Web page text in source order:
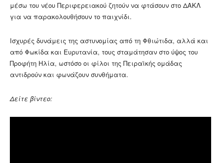
μέσω του νέου Περιφερειακού ζητούν να φτάσουν στο ΔΑΚΛ
για να παρακολουθήσουν το παιχνίδι.
Ισχυρές δυνάμεις της αστυνομίας από τη Φθιώτιδα, αλλά και
από Φωκίδα και Ευρυτανία, τους σταμάτησαν στο ύψος του
Προφήτη Ηλία, ωστόσο οι φίλοι της Πειραϊκής ομάδας
αντιδρούν και φωνάζουν συνθήματα.
Δείτε βίντεο: